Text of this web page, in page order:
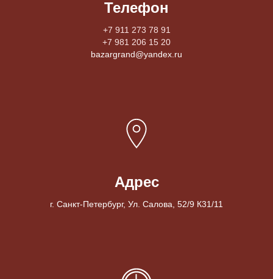
Телефон
+7 911 273 78 91
+7 981 206 15 20
bazargrand@yandex.ru
Адрес
г. Санкт-Петербург, Ул. Салова, 52/9 К31/11